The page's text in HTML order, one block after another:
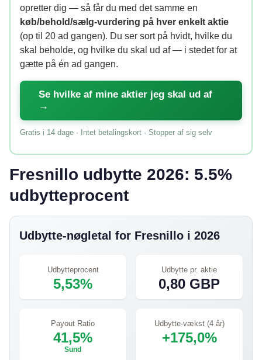
opretter dig — så får du med det samme en
køb/behold/sælg-vurdering på hver enkelt aktie
(op til 20 ad gangen). Du ser sort på hvidt, hvilke du
skal beholde, og hvilke du skal ud af — i stedet for at
gætte på én ad gangen.
Se hvilke af mine aktier jeg skal ud af
→
Gratis i 14 dage · Intet betalingskort · Stopper af sig selv
Fresnillo udbytte 2026: 5.5%
udbytteprocent
Udbytte-nøgletal for Fresnillo i 2026
Udbytteprocent
5,53%
Udbytte pr. aktie
0,80 GBP
Payout Ratio
41,5%
Sund
Udbytte-vækst (4 år)
+175,0%